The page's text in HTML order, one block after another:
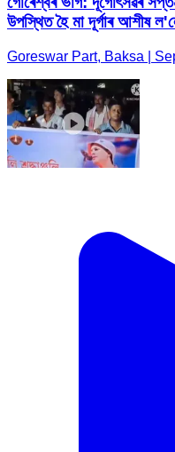
উপস্থিত হৈ মা দূৰ্গাৰ আশীষ ল'লে
Goreswar Part, Baksa |